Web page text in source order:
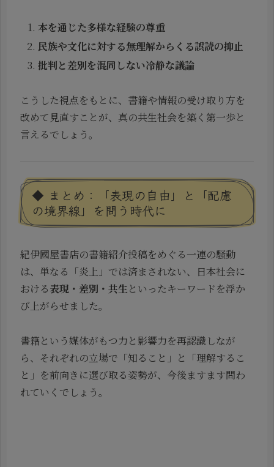
本を通じた多様な経験の尊重
民族や文化に対する無理解からくる誤読の抑止
批判と差別を混同しない冷静な議論
こうした視点をもとに、書籍や情報の受け取り方を
改めて見直すことが、真の共生社会を築く第一歩と
言えるでしょう。
◆ まとめ：「表現の自由」と「配慮
の境界線」を問う時代に
紀伊國屋書店の書籍紹介投稿をめぐる一連の騒動
は、単なる「炎上」では済まされない、日本社会に
おける表現・差別・共生といったキーワードを浮か
び上がらせました。
書籍という媒体がもつ力と影響力を再認識しなが
ら、それぞれの立場で「知ること」と「理解するこ
と」を前向きに選び取る姿勢が、今後ますます問わ
れていくでしょう。